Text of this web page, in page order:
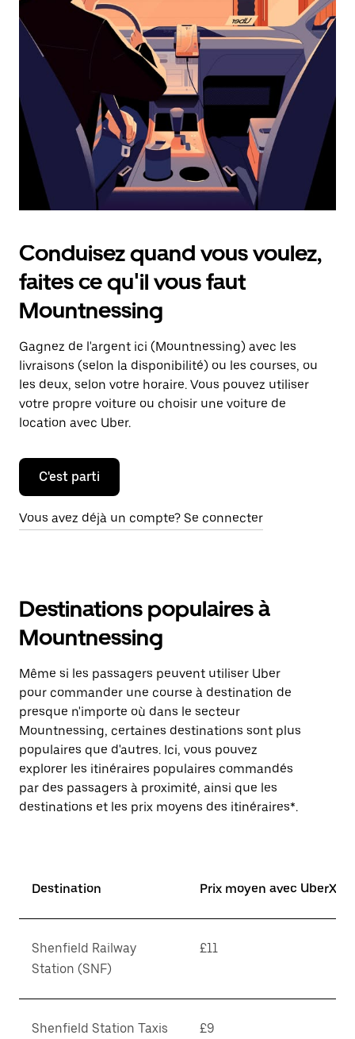
sélectionner
une
date.
Appuyez
d'échappement
pour
fermer
calendrier.
Conduisez quand vous voulez,
faites ce qu'il vous faut
Mountnessing
Gagnez de l'argent ici (Mountnessing) avec les
livraisons (selon la disponibilité) ou les courses, ou
les deux, selon votre horaire. Vous pouvez utiliser
votre propre voiture ou choisir une voiture de
location avec Uber.
C'est parti
Vous avez déjà un compte? Se connecter
Destinations populaires à
Mountnessing
Même si les passagers peuvent utiliser Uber
pour commander une course à destination de
presque n'importe où dans le secteur
Mountnessing, certaines destinations sont plus
populaires que d'autres. Ici, vous pouvez
explorer les itinéraires populaires commandés
par des passagers à proximité, ainsi que les
destinations et les prix moyens des itinéraires*.
Destination Prix moyen avec UberX*
Shenfield Railway
Station (SNF)
£11
Shenfield Station Taxis £9